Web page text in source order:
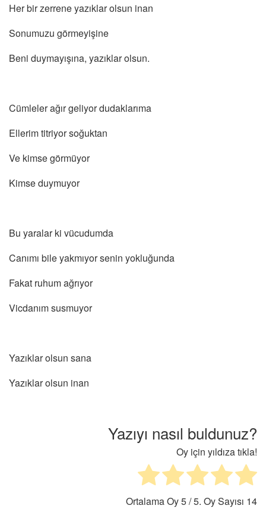
Her bir zerrene yazıklar olsun inan
Sonumuzu görmeyişine
Beni duymayışına, yazıklar olsun.
Cümleler ağır geliyor dudaklarıma
Ellerim titriyor soğuktan
Ve kimse görmüyor
Kimse duymuyor
Bu yaralar ki vücudumda
Canımı bile yakmıyor senin yokluğunda
Fakat ruhum ağrıyor
Vicdanım susmuyor
Yazıklar olsun sana
Yazıklar olsun inan
Yazıyı nasıl buldunuz?
Oy için yıldıza tıkla!
Ortalama Oy5/ 5. Oy Sayısı 14